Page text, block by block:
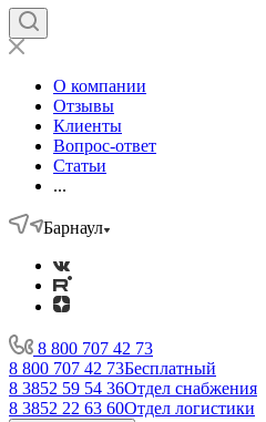
О компании
Отзывы
Клиенты
Вопрос-ответ
Статьи
...
Барнаул
8 800 707 42 73
8 800 707 42 73Бесплатный
8 3852 59 54 36Отдел снабжения
8 3852 22 63 60Отдел логистики